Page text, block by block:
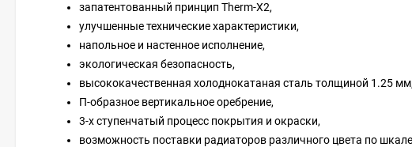
запатентованный принцип Therm-X2,
улучшенные технические характеристики,
напольное и настенное исполнение,
экологическая безопасность,
высококачественная холоднокатаная сталь толщиной 1.25 мм,
П-образное вертикальное оребрение,
3-х ступенчатый процесс покрытия и окраски,
возможность поставки радиаторов различного цвета по